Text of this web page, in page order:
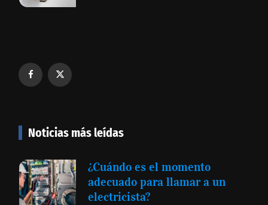
Noticias más leídas
¿Cuándo es el momento
adecuado para llamar a un
electricista?